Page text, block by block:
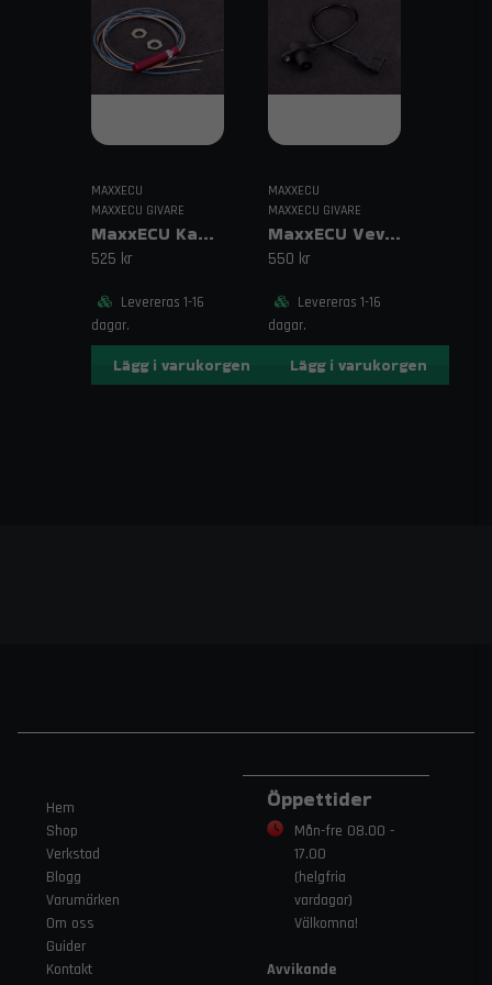
iat givare, lufttemperatur sensor tuning, npt lufttemp
sensor
MAXXECU
MAXXECU GIVARE
MaxxECU Kampositionsgivare Digital Lång
525 kr
Levereras 1-16
dagar.
Lägg i varukorgen
MAXXECU
MAXXECU GIVARE
MaxxECU Vevaxelgivare Bosch VR-givare
550 kr
Levereras 1-16
dagar.
Lägg i varukorgen
Hem
Shop
Verkstad
Blogg
Varumärken
Om oss
Guider
Kontakt
Öppettider
Mån-fre 08.00 -
17.00
(helgfria
vardagar)
Välkomna!
Avvikande